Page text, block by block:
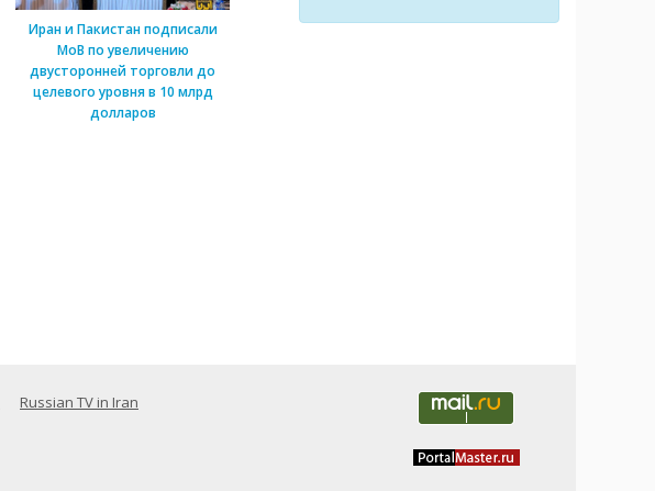
Иран и Пакистан подписали
МоВ по увеличению
двусторонней торговли до
целевого уровня в 10 млрд
долларов
Russian TV in Iran